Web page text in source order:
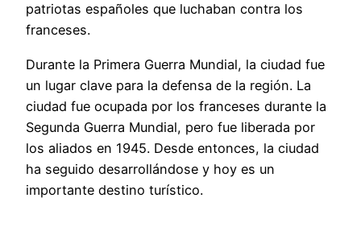
patriotas españoles que luchaban contra los
franceses.
Durante la Primera Guerra Mundial, la ciudad fue
un lugar clave para la defensa de la región. La
ciudad fue ocupada por los franceses durante la
Segunda Guerra Mundial, pero fue liberada por
los aliados en 1945. Desde entonces, la ciudad
ha seguido desarrollándose y hoy es un
importante destino turístico.